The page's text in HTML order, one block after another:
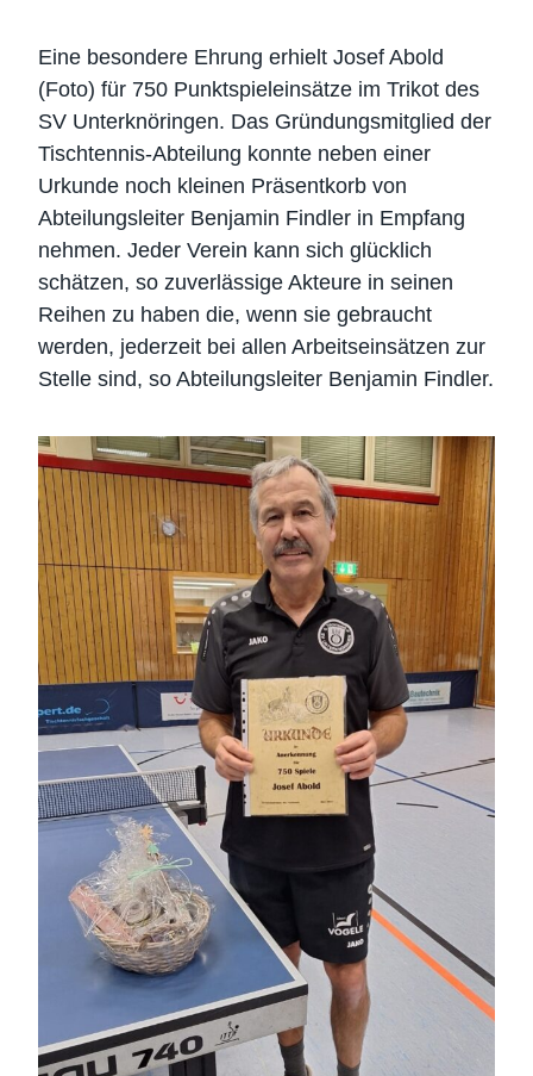
Eine besondere Ehrung erhielt Josef Abold
(Foto) für 750 Punktspieleinsätze im Trikot des
SV Unterknöringen. Das Gründungsmitglied der
Tischtennis-Abteilung konnte neben einer
Urkunde noch kleinen Präsentkorb von
Abteilungsleiter Benjamin Findler in Empfang
nehmen. Jeder Verein kann sich glücklich
schätzen, so zuverlässige Akteure in seinen
Reihen zu haben die, wenn sie gebraucht
werden, jederzeit bei allen Arbeitseinsätzen zur
Stelle sind, so Abteilungsleiter Benjamin Findler.